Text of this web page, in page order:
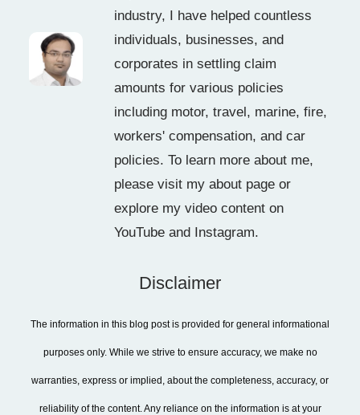
industry, I have helped countless
individuals, businesses, and
corporates in settling claim
amounts for various policies
including motor, travel, marine, fire,
workers' compensation, and car
policies. To learn more about me,
please visit my about page or
explore my video content on
YouTube and Instagram.
Disclaimer
The information in this blog post is provided for general informational
purposes only. While we strive to ensure accuracy, we make no
warranties, express or implied, about the completeness, accuracy, or
reliability of the content. Any reliance on the information is at your